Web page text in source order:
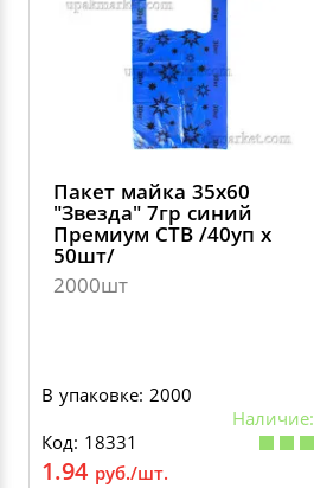
Пакет майка 35х60
"Звезда" 7гр синий
Премиум СТВ /40уп х
50шт/
2000шт
В упаковке: 2000
Наличие:
Код: 18331
1.94 руб./шт.